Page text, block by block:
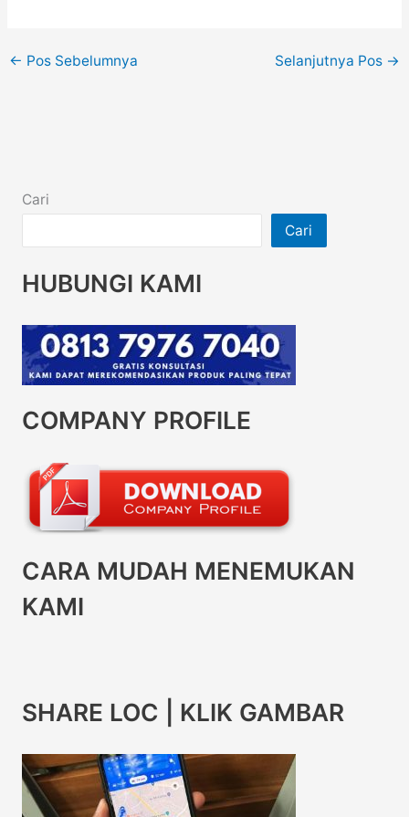
← Pos Sebelumnya Selanjutnya Pos →
Cari
Cari
HUBUNGI KAMI
COMPANY PROFILE
CARA MUDAH MENEMUKAN
KAMI
SHARE LOC | KLIK GAMBAR